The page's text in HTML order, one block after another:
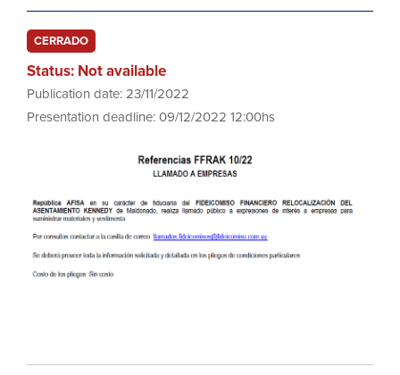
CERRADO
Status: Not available
Publication date: 23/11/2022
Presentation deadline: 09/12/2022 12:00hs